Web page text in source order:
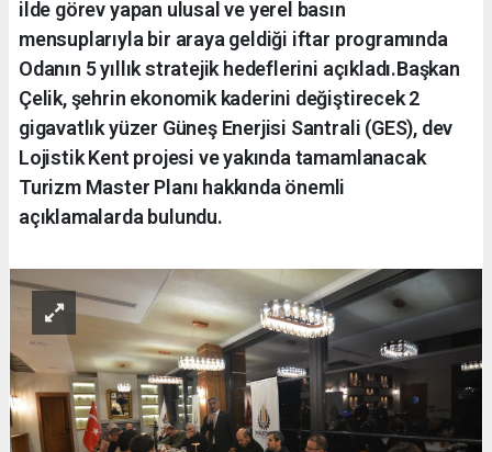
ilde görev yapan ulusal ve yerel basın
mensuplarıyla bir araya geldiği iftar programında
Odanın 5 yıllık stratejik hedeflerini açıkladı.Başkan
Çelik, şehrin ekonomik kaderini değiştirecek 2
gigavatlık yüzer Güneş Enerjisi Santrali (GES), dev
Lojistik Kent projesi ve yakında tamamlanacak
Turizm Master Planı hakkında önemli
açıklamalarda bulundu.